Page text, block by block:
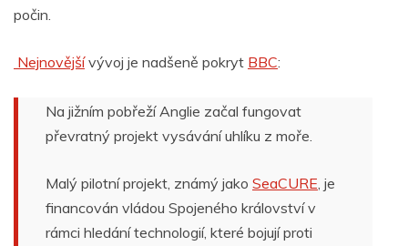
počin.
Nejnovějšívývoj je nadšeně pokryt BBC:
Na jižním pobřeží Anglie začal fungovat
převratný projekt vysávání uhlíku z moře.
Malý pilotní projekt, známý jako SeaCURE , je
financován vládou Spojeného království v
rámci hledání technologií, které bojují proti